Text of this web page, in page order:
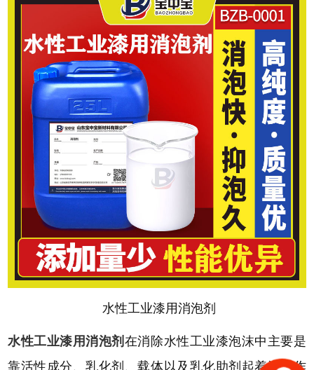
水性工业漆用消泡剂
水性工业漆用消泡剂 在消除水性工业漆泡沫中主要是
靠活性成分、乳化剂、载体以及乳化助剂起着消泡作